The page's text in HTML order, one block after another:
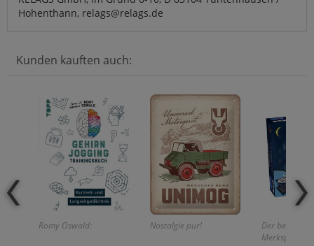
Hohenthann, relags@relags.de
Kunden kauften auch:
Romy Oswald: Nostalgie pur!
Der
Merkspaß!